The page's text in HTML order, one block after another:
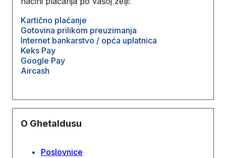
Kartično plaćanje
Gotovina prilikom preuzimanja
Internet bankarstvo / opća uplatnica
Keks Pay
Google Pay
Aircash
O Ghetaldusu
Poslovnice